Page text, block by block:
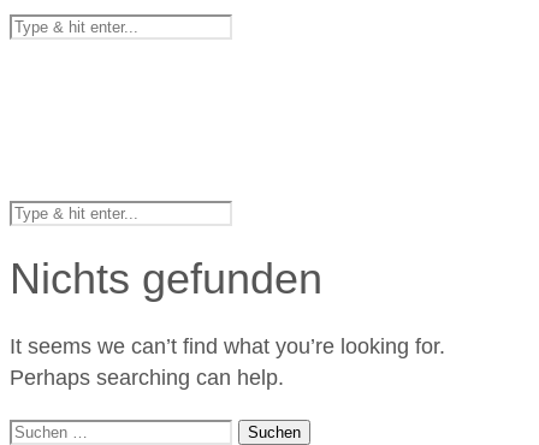
Nichts gefunden
It seems we can’t find what you’re looking for.
Perhaps searching can help.
Suchen